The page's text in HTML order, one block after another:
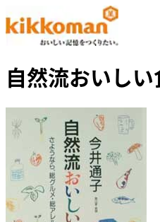
自然流おいし